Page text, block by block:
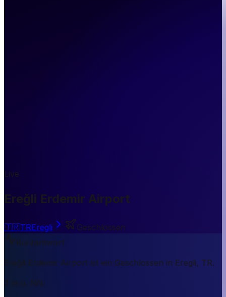
Live
Ereğli Erdemir Airport
🇹🇷TREregli
Geschlossen
Kurzantwort
Ereğli Erdemir Airport ist ein Geschlossen in Eregli, TR.
3 m ü. NN.